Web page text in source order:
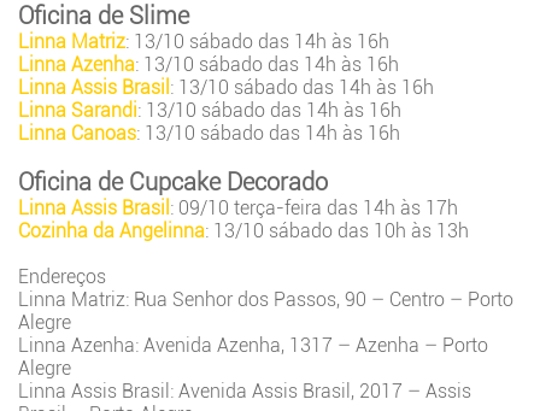
Oficina de Slime
Linna Matriz: 13/10 sábado das 14h às 16h
Linna Azenha: 13/10 sábado das 14h às 16h
Linna Assis Brasil : 13/10 sábado das 14h às 16h
Linna Sarandi: 13/10 sábado das 14h às 16h
Linna Canoas: 13/10 sábado das 14h às 16h
Oficina de Cupcake Decorado
Linna Assis Brasil : 09/10 terça-feira das 14h às 17h
Cozinha da Angelinna: 13/10 sábado das 10h às 13h
Endereços
Linna Matriz: Rua Senhor dos Passos, 90 – Centro – Porto
Alegre
Linna Azenha: Avenida Azenha, 1317 – Azenha – Porto
Alegre
Linna Assis Brasil: Avenida Assis Brasil, 2017 – Assis